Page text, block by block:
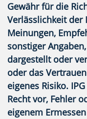
Gewähr für die
Verlässlichkeit
Meinungen,
sonstiger
dargestellt oder
oder das
eigenes Risiko.
Recht vor, Fehler
eigenem